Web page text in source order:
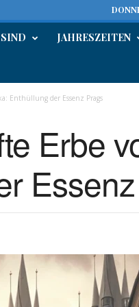
JAHRESZEITEN
Enthüllung der Essenz Prags
Erbe